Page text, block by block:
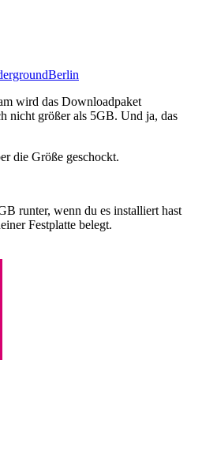
wird das Downloadpaket
nicht größer als 5GB. Und ja, das
die Größe geschockt.
runter, wenn du es installiert hast
Festplatte belegt.